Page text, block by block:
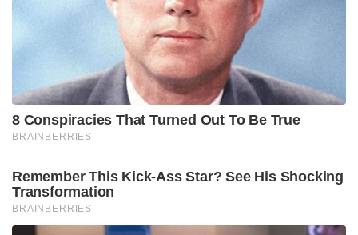
8 Conspiracies That Turned Out To Be True
BRAINBERRIES
Remember This Kick-Ass Star? See His Shocking
Transformation
BRAINBERRIES